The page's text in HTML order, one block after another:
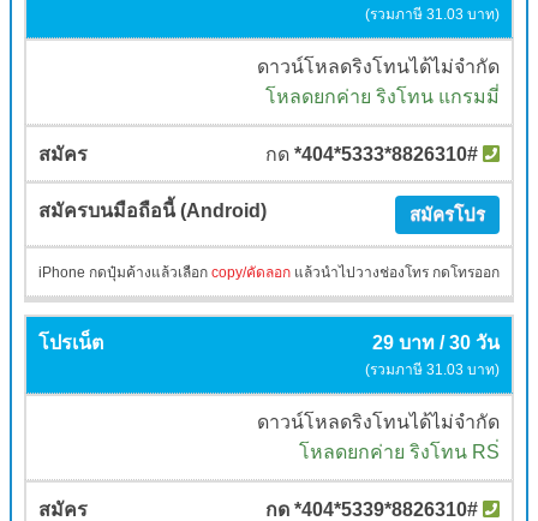
(รวมภาษี 31.03 บาท)
ดาวน์โหลดริงโทนได้ไม่จำกัด
โหลดยกค่าย ริงโทน แกรมมี่
กด*404*5333*8826310#
สมัครโปร
iPhone กดปุ๋มค้างแล้วเลือกcopy/คัดลอก แล้วนำไปวางช่องโทร กดโทรออก
29 บาท / 30 วัน
(รวมภาษี 31.03 บาท)
ดาวน์โหลดริงโทนได้ไม่จำกัด
โหลดยกค่าย ริงโทน RS่
กด *404*5339*8826310#